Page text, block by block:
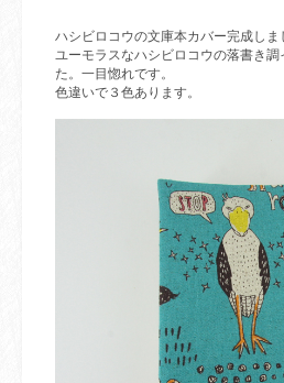
ハシビロコウの文庫本カバー完成しま
ユーモラスなハシビロコウの落書き
た。一目惚れです。
色違いで３色あります。